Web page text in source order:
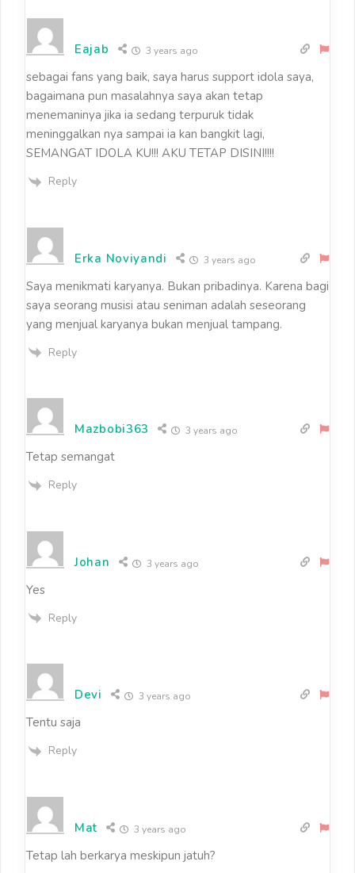
Eajab 3 years ago
sebagai fans yang baik, saya harus support idola saya,
bagaimana pun masalahnya saya akan tetap
menemaninya jika ia sedang terpuruk tidak
meninggalkan nya sampai ia kan bangkit lagi,
SEMANGAT IDOLA KU!!! AKU TETAP DISINI!!!!
Reply
Erka Noviyandi 3 years ago
Saya menikmati karyanya. Bukan pribadinya. Karena bagi
saya seorang musisi atau seniman adalah seseorang
yang menjual karyanya bukan menjual tampang.
Reply
Mazbobi363 3 years ago
Tetap semangat
Reply
Johan 3 years ago
Yes
Reply
Devi 3 years ago
Tentu saja
Reply
Mat 3 years ago
Tetap lah berkarya meskipun jatuh?